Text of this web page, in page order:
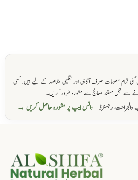
تمام معلومات صرف آگاہی اور تعلیمی مقاصد کے لیے ہیں۔ کسی
سے قبل مستند معالج سے مشورہ ضرور کریں۔
والجراحت، رجسٹرڈ
واٹس ایپ پر مشورہ حاصل کریں →